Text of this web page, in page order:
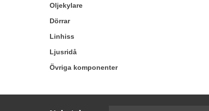
Oljekylare
Dörrar
Linhiss
Ljusridå
Övriga komponenter